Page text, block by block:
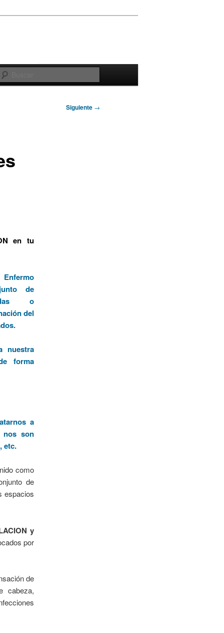
Siguiente →
en tu
de
o
del
nuestra
forma
a
nos son
etc.
como
de
espacios
y
por
de
cabeza,